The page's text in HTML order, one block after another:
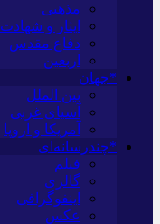
مذهبی
ایثار و شهادت
دفاع مقدس
اربعین
*جهان
بین الملل
آسیای غربی
آمریکا و اروپا
*چندرسانه‌ای
فیلم
گالری
اینفوگرافی
عکس